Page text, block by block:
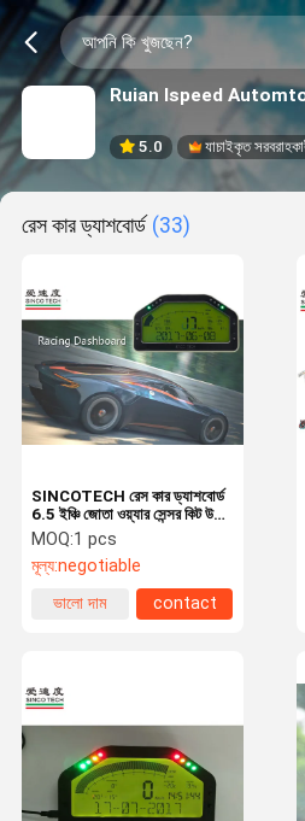
Ruian Ispeed
5.0 যাচাইকৃত
রেস কার ড্যাশবোর্ড (33)
SINCOTECH রেস কার ড্যাশবোর্ড
6.5 ইঞ্চি জোতা ওয়্যার সেন্সর কিট উচ্চ
পারফরমেন্স
MOQ:1 pcs
মূল্য:negotiable
ভালো দাম
contact